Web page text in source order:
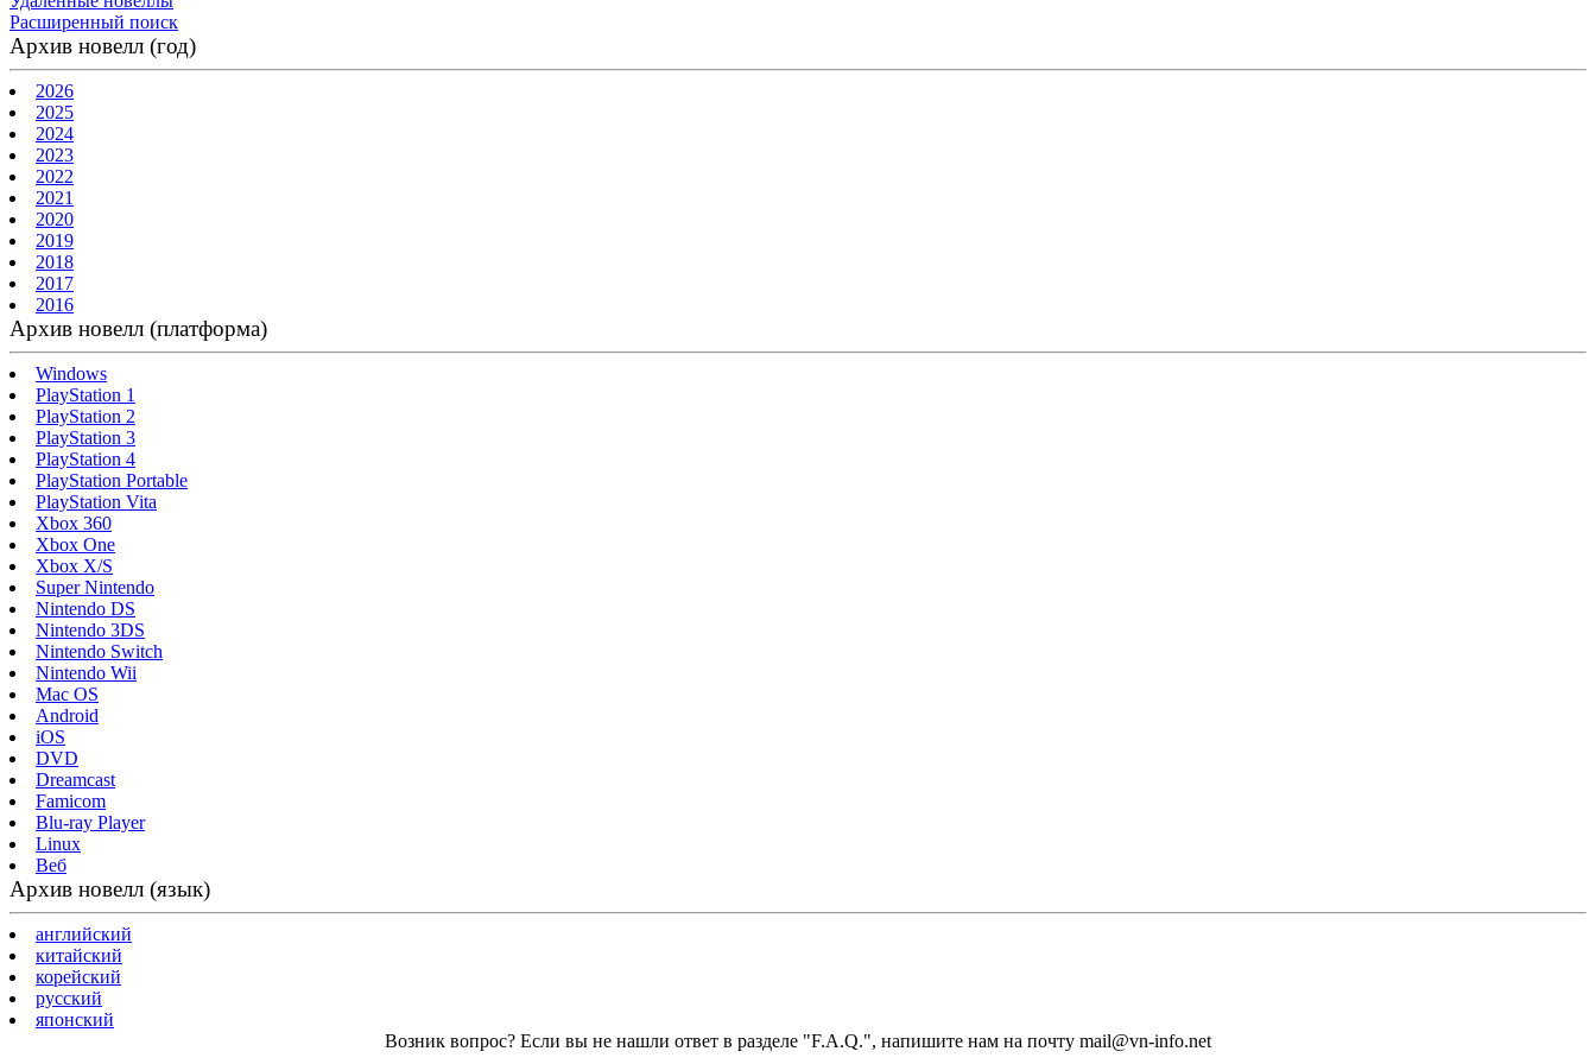
Расширенный поиск
Архив новелл (год)
2026
2025
2024
2023
2022
2021
2020
2019
2018
2017
2016
Архив новелл (платформа)
Windows
PlayStation 1
PlayStation 2
PlayStation 3
PlayStation 4
PlayStation Portable
PlayStation Vita
Xbox 360
Xbox One
Xbox X/S
Super Nintendo
Nintendo DS
Nintendo 3DS
Nintendo Switch
Nintendo Wii
Mac OS
Android
iOS
DVD
Dreamcast
Famicom
Blu-ray Player
Linux
Веб
Архив новелл (язык)
английский
китайский
корейский
русский
японский
Возник вопрос? Если вы не нашли ответ в разделе "F.A.Q.", напишите нам на почту mail@vn-info.net